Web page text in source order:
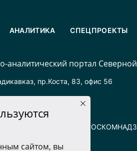
№ ФС77-72025 выдано
АНАЛИТИКА СПЕЦПРОЕКТЫ
портал
пр.Коста, 83, офис 56
сайтом, вы